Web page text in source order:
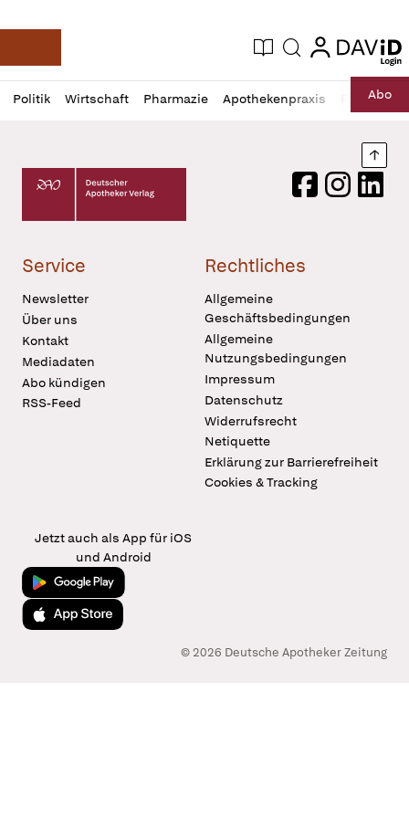
Deutsche Apotheker Zeitung
Aktuelle Ausgabe
Suche login
login
Politik Wirtschaft Pharmazie Apothekenpraxis RechtAbo
Profil
öffnen
Daz
Pur
Deutscher Apotheker Verlag Logo
FacebookInstagram
Service
Newsletter
Über uns
Kontakt
Mediadaten
Abo kündigen
RSS-Feed
Rechtliches
Allgemeine
Geschäftsbedingungen
Allgemeine
Nutzungsbedingungen
Impressum
Datenschutz
Widerrufsrecht
Netiquette
Erklärung zur Barrierefreiheit
Cookies & Tracking
Jetzt auch als App für iOS
und Android
Jetzt bei Google Play
Laden im App Store
© 2026 Deutsche Apotheker Zeitung